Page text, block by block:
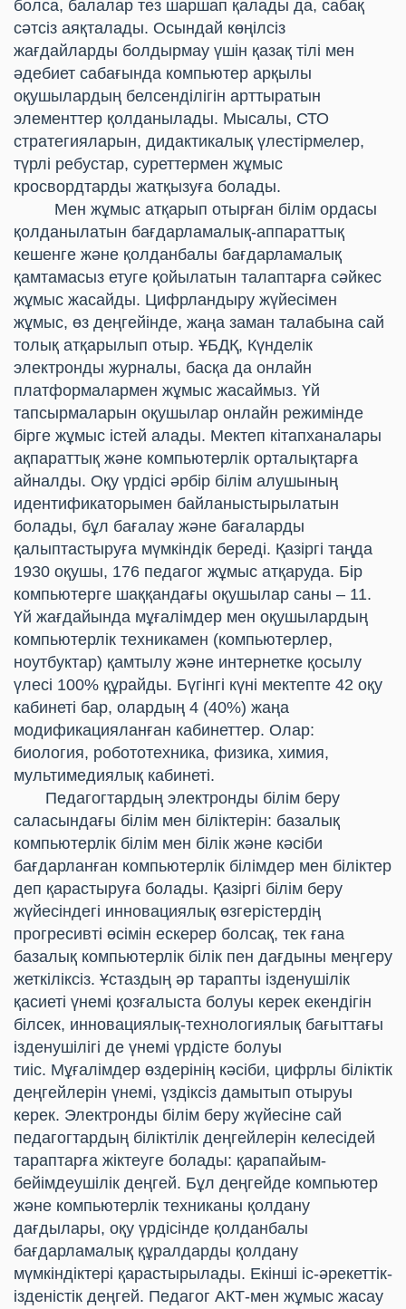
болса, балалар тез шаршап қалады да, сабақ
сәтсіз аяқталады. Осындай көңілсіз
жағдайларды болдырмау үшін қазақ тілі мен
әдебиет сабағында компьютер арқылы
оқушылардың белсенділігін арттыратын
элементтер қолданылады. Мысалы, СТО
стратегияларын, дидактикалық үлестірмелер,
түрлі ребустар, суреттермен жұмыс
кросвордтарды жатқызуға болады.
Мен жұмыс атқарып отырған білім ордасы
қолданылатын бағдарламалық-аппараттық
кешенге және қолданбалы бағдарламалық
қамтамасыз етуге қойылатын талаптарға сәйкес
жұмыс жасайды. Цифрландыру жүйесімен
жұмыс, өз деңгейінде, жаңа заман талабына сай
толық атқарылып отыр. ҰБДҚ, Күнделік
электронды журналы, басқа да онлайн
платформалармен жұмыс жасаймыз. Үй
тапсырмаларын оқушылар онлайн режимінде
бірге жұмыс істей алады. Мектеп кітапханалары
ақпараттық және компьютерлік орталықтарға
айналды. Оқу үрдісі әрбір білім алушының
идентификаторымен байланыстырылатын
болады, бұл бағалау және бағаларды
қалыптастыруға мүмкіндік береді. Қазіргі таңда
1930 оқушы, 176 педагог жұмыс атқаруда. Бір
компьютерге шаққандағы оқушылар саны – 11.
Үй жағдайында мұғалімдер мен оқушылардың
компьютерлік техникамен (компьютерлер,
ноутбуктар) қамтылу және интернетке қосылу
үлесі 100% құрайды. Бүгінгі күні мектепте 42 оқу
кабинеті бар, олардың 4 (40%) жаңа
модификацияланған кабинеттер. Олар:
биология, робототехника, физика, химия,
мультимедиялық кабинеті.
Педагогтардың электронды білім беру
саласындағы білім мен біліктерін: базалық
компьютерлік білім мен білік және кәсіби
бағдарланған компьютерлік білімдер мен біліктер
деп қарастыруға болады. Қазіргі білім беру
жүйесіндегі инновациялық өзгерістердің
прогресивті өсімін ескерер болсақ, тек ғана
базалық компьютерлік білік пен дағдыны меңгеру
жеткіліксіз. Ұстаздың әр тарапты ізденушілік
қасиеті үнемі қозғалыста болуы керек екендігін
білсек, инновациялық-технологиялық бағыттағы
ізденушілігі де үнемі үрдісте болуы
тиіс. Мұғалімдер өздерінің кәсіби, цифрлы біліктік
деңгейлерін үнемі, үздіксіз дамытып отыруы
керек. Электронды білім беру жүйесіне сай
педагогтардың біліктілік деңгейлерін келесідей
тараптарға жіктеуге болады: қарапайым-
бейімдеушілік деңгей. Бұл деңгейде компьютер
және компьютерлік техниканы қолдану
дағдылары, оқу үрдісінде қолданбалы
бағдарламалық құралдарды қолдану
мүмкіндіктері қарастырылады. Екінші іс-әрекеттік-
ізденістік деңгей. Педагог АКТ-мен жұмыс жасау